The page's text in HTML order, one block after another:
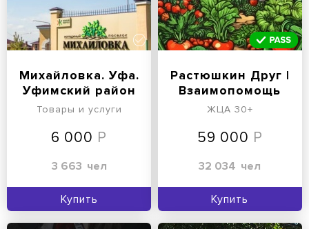
Михайловка. Уфа.
Уфимский район
Товары и услуги
6 000
3 663 чел
Купить
Растюшкин Друг |
Взаимопомощь
садоводам
ЖЦА 30+
59 000
32 034 чел
Купить